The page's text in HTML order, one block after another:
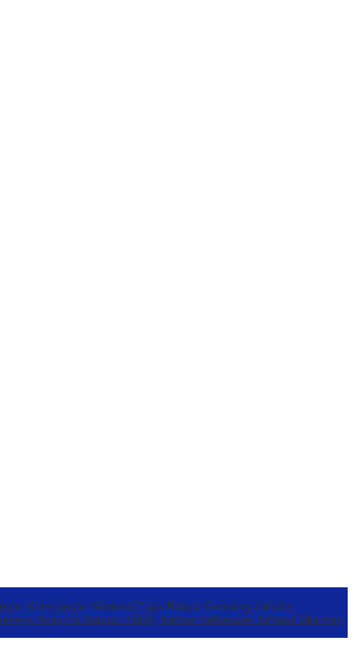
Ketegangan Nasional Triga Rakyat Guncang Jakarta:
Respons Satgas ITERA, Korban Kekerasan Seksual Dilarikan